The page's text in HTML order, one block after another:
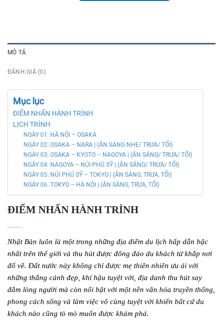
MÔ TẢ
ĐÁNH GIÁ (0)
Mục lục
ĐIỂM NHẤN HÀNH TRÌNH
LỊCH TRÌNH
NGÀY 01: HÀ NỘI – OSAKA
NGÀY 02: OSAKA – NARA | (ĂN SÁNG NHẸ/ TRƯA/ TỐI)
NGÀY 03: OSAKA – KYOTO – NAGOYA | (ĂN SÁNG/ TRƯA/ TỐI)
NGÀY 04: NAGOYA – NÚI PHÚ SỸ | (ĂN SÁNG/ TRƯA/ TỐI)
NGÀY 05: NÚI PHÚ SỸ – TOKYO | (ĂN SÁNG, TRƯA, TỐI)
NGÀY 06: TOKYO – HÀ NỘI | (ĂN SÁNG, TRƯA, TỐI)
ĐIỂM NHẤN HÀNH TRÌNH
Nhật Bản luôn là một trong những địa điểm du lịch hấp dẫn bậc
nhất trên thế giới và thu hút được đông đảo du khách từ khắp nơi
đổ về. Đất nước này không chỉ được mẹ thiên nhiên ưu ái với
những thắng cảnh đẹp, khí hậu tuyệt vời, địa danh thu hút say
đắm lòng người mà còn nổi bật với một nền văn hóa truyền thống,
phong cách sống và làm việc vô cùng tuyệt vời khiến bất cứ du
khách nào cũng tò mò muốn được khám phá.